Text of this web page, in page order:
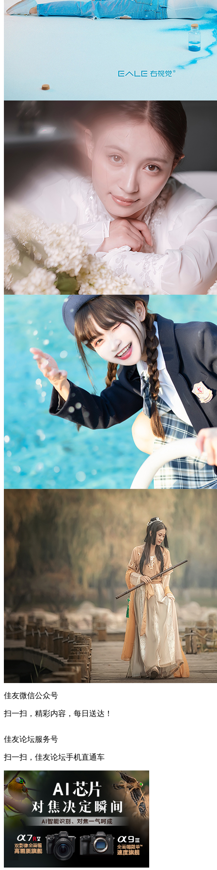
佳友微信公众号
扫一扫，精彩内容，每日送达！
佳友论坛服务号
扫一扫，佳友论坛手机直通车